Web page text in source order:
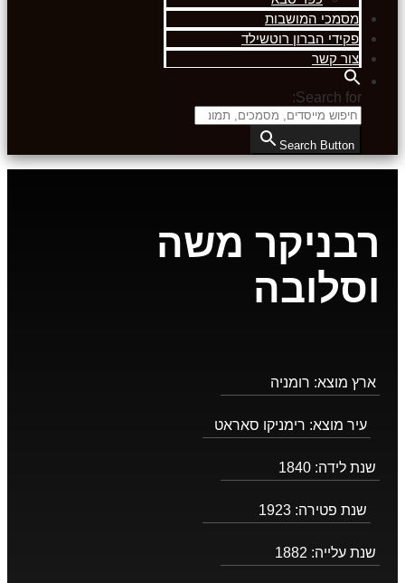
מסמכי המושבות
פקידי הברון רוטשילד
צור קשר
Search for:
Search Button
רבניקר משה
וסלובה
ארץ מוצא: רומניה
עיר מוצא: רימניקו סאראט
שנת לידה: 1840
שנת פטירה: 1923
שנת עלייה: 1882